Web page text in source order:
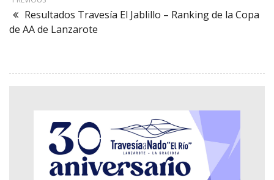
Resultados Travesía El Jablillo – Ranking de la Copa
de AA de Lanzarote